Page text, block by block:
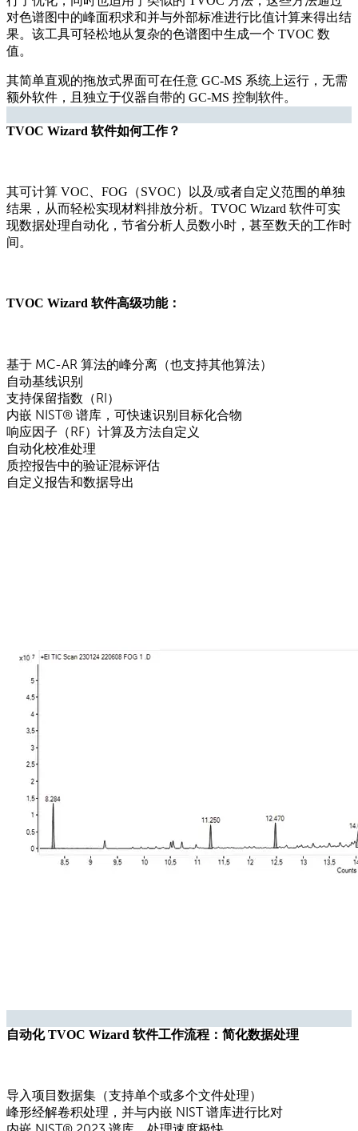
对色谱图中的峰面积求和并与外部标准进行比值计算来得出结
果。该工具可轻松地从复杂的色谱图中生成一个 TVOC 数
值。
其简单直观的拖放式界面可在任意 GC-MS 系统上运行，无需
额外软件，且独立于仪器自带的 GC-MS 控制软件。
TVOC Wizard 软件如何工作？
其可计算 VOC、FOG（SVOC）以及/或者自定义范围的单独
结果，从而轻松实现材料排放分析。TVOC Wizard 软件可实
现数据处理自动化，节省分析人员数小时，甚至数天的工作时
间。
TVOC Wizard 软件高级功能：
基于 MC-AR 算法的峰分离（也支持其他算法）
自动基线识别
支持保留指数（RI）
内嵌 NIST® 谱库，可快速识别目标化合物
响应因子（RF）计算及方法自定义
自动化校准处理
质控报告中的验证混标评估
自定义报告和数据导出
自动化 TVOC Wizard 软件工作流程：简化数据处理
导入项目数据集（支持单个或多个文件处理）
峰形经解卷积处理，并与内嵌 NIST 谱库进行比对